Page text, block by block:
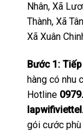
Nhân, Xã
Thành, Xã
Xã Xuân
Bước 1:
hàng có nhu
Hotline
gói cước